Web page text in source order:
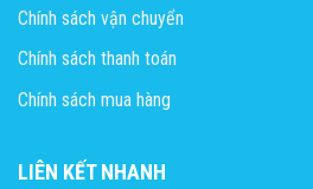
Chính sách vận chuyển
Chính sách thanh toán
Chính sách mua hàng
LIÊN KẾT NHANH